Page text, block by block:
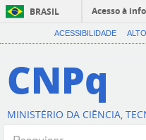
BRASIL
Acesso à
ACESSIBILIDADE
CNPq
MINISTÉRIO DA CIÊNCIA,